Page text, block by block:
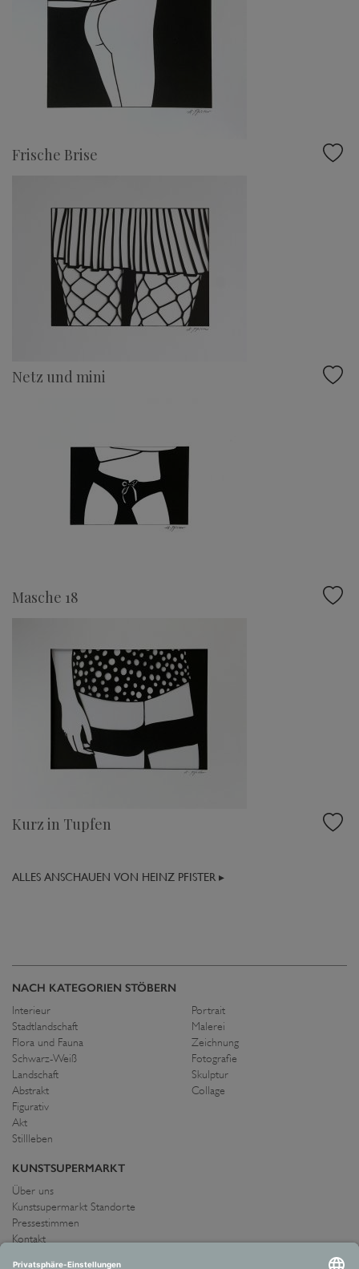
Frische Brise
Netz und mini
Masche 18
Kurz in Tupfen
ALLES ANSCHAUEN VON HEINZ PFISTER ▸
NACH KATEGORIEN STÖBERN
Interieur
Stadtlandschaft
Flora und Fauna
Schwarz-Weiß
Landschaft
Abstrakt
Figurativ
Akt
Stillleben
Portrait
Malerei
Zeichnung
Fotografie
Skulptur
Collage
KUNSTSUPERMARKT
Über uns
Kunstsupermarkt Standorte
Pressestimmen
Kontakt